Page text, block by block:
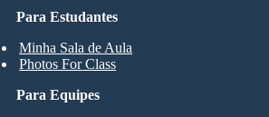
Para Estudantes
Minha Sala de Aula
Photos For Class
Para Equipes